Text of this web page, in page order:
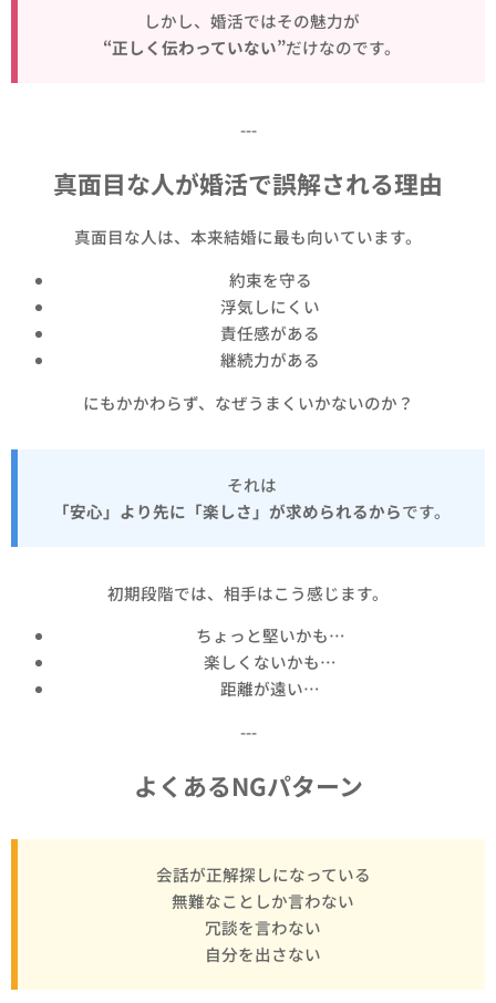
しかし、婚活ではその魅力が
“正しく伝わっていない”だけなのです。
---
真面目な人が婚活で誤解される理由
真面目な人は、本来結婚に最も向いています。
約束を守る
浮気しにくい
責任感がある
継続力がある
にもかかわらず、なぜうまくいかないのか？
それは
「安心」より先に「楽しさ」が求められるからです。
初期段階では、相手はこう感じます。
ちょっと堅いかも…
楽しくないかも…
距離が遠い…
---
よくあるNGパターン
✔ 会話が正解探しになっている
✔ 無難なことしか言わない
✔ 冗談を言わない
✔ 自分を出さない